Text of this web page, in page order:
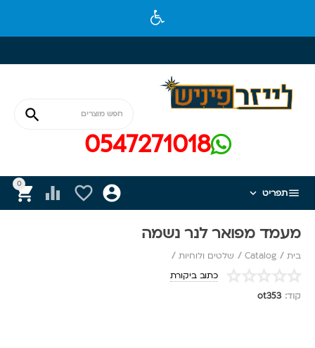
0547271018
0
 
 

תפריט 
מעמד מפואר לנר נשמה
בית /
Catalog
/ שלטים ולוחיות /
כתוב ביקורת
קוד: ot353